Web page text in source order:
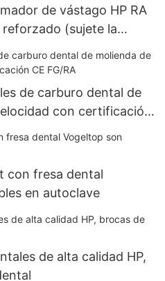
de vástago HP RA
(sujete la
de carburo dental de
con certificación
con fresa dental
en autoclave
de alta calidad HP,